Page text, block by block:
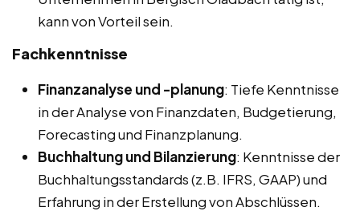
kann von Vorteil sein.
Fachkenntnisse
Finanzanalyse und -planung: Tiefe Kenntnisse
in der Analyse von Finanzdaten, Budgetierung,
Forecasting und Finanzplanung.
Buchhaltung und Bilanzierung: Kenntnisse der
Buchhaltungsstandards (z.B. IFRS, GAAP) und
Erfahrung in der Erstellung von Abschlüssen.